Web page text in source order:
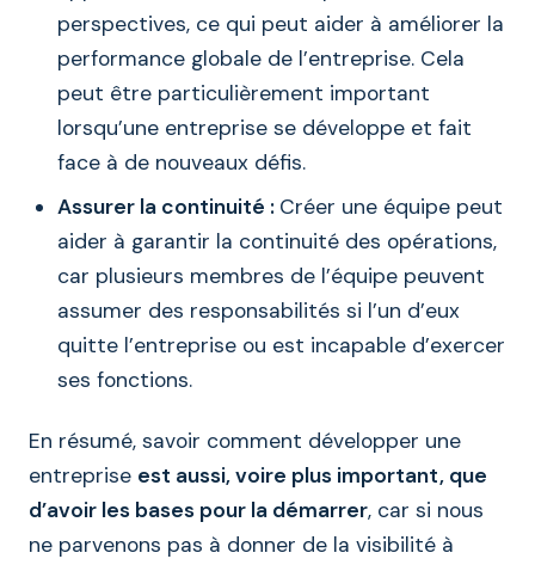
perspectives, ce qui peut aider à améliorer la
performance globale de l’entreprise. Cela
peut être particulièrement important
lorsqu’une entreprise se développe et fait
face à de nouveaux défis.
Assurer la continuité : Créer une équipe peut
aider à garantir la continuité des opérations,
car plusieurs membres de l’équipe peuvent
assumer des responsabilités si l’un d’eux
quitte l’entreprise ou est incapable d’exercer
ses fonctions.
En résumé, savoir comment développer une
entreprise est aussi, voire plus important, que
d’avoir les bases pour la démarrer, car si nous
ne parvenons pas à donner de la visibilité à